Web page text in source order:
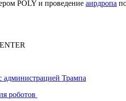
POLY и проведение аирдропа
администрацией Трампа
роботов